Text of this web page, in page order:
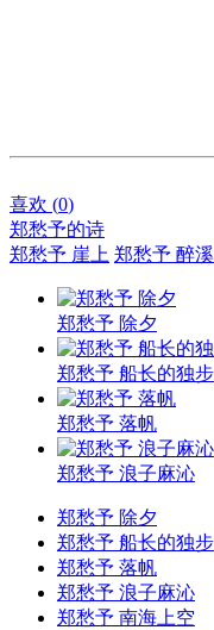
喜欢 (0)
郑愁予的诗
郑愁予 崖上 郑愁予 醉
郑愁予 除夕
郑愁予 船长的独步
郑愁予 落帆
郑愁予 浪子麻沁
郑愁予 除夕
郑愁予 船长的独步
郑愁予 落帆
郑愁予 浪子麻沁
郑愁予 南海上空